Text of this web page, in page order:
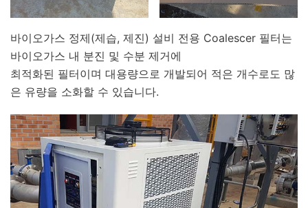
바이오가스 정제(제습, 제진) 설비 전용 Coalescer 필터는
바이오가스 내 분진 및 수분 제거에
최적화된 필터이며 대용량으로 개발되어 적은 개수로도 많
은 유량을 소화할 수 있습니다.